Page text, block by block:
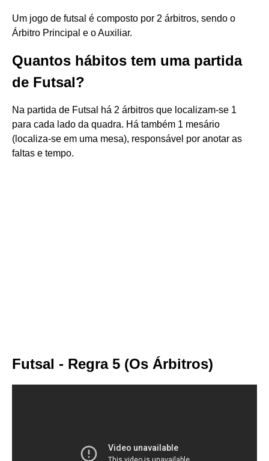
Um jogo de futsal é composto por 2 árbitros, sendo o
Árbitro Principal e o Auxiliar.
Quantos hábitos tem uma partida
de Futsal?
Na partida de Futsal há 2 árbitros que localizam-se 1
para cada lado da quadra. Há também 1 mesário
(localiza-se em uma mesa), responsável por anotar as
faltas e tempo.
Futsal - Regra 5 (Os Árbitros)